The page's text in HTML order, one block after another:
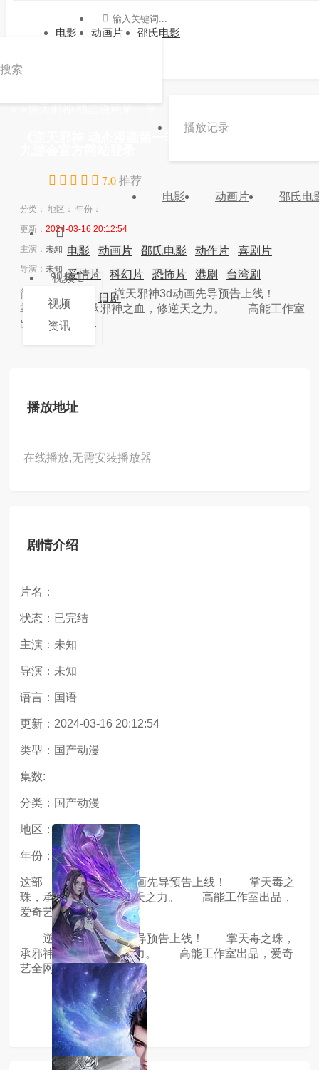
电影 动画片 邵氏电影
播放记录
电影 动画片 邵氏电
电影 动画片 邵氏电影 动作片
喜剧片
爱情片
科幻片 恐怖片 港剧
台湾剧
韩剧
日剧
视频
视频
资讯
索
7.0 推荐
分类： 地区： 年份：
更新： 2024-03-16 20:12:54
主演： 未知
导演： 未知
简介：
简介： 逆天邪神3d动画先导预告上线！
掌天毒之珠，承邪神之血，修逆天之力。 高能工作室
出品，爱奇艺...
播放地址
在线播放,无需安装播放器
剧情介绍
片名：
状态：已完结
主演：未知
导演：未知
语言：国语
更新：2024-03-16 20:12:54
类型：国产动漫
集数:
分类：国产动漫
地区：大陆
年份：2019
这部 逆天邪神3d动画先导预告上线！ 掌天毒之
珠，承邪神之血，修逆天之力。 高能工作室出品，
爱奇艺
逆天邪神3d动画先导预告上线！ 掌天毒之珠，
承邪神之血，修逆天之力。 高能工作室出品，爱奇
艺全网独播，敬请期待！